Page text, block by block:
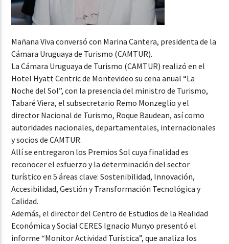
Mañana Viva conversó con Marina Cantera, presidenta de la
Cámara Uruguaya de Turismo (CAMTUR).
La Cámara Uruguaya de Turismo (CAMTUR) realizó en el
Hotel Hyatt Centric de Montevideo su cena anual “La
Noche del Sol”, con la presencia del ministro de Turismo,
Tabaré Viera, el subsecretario Remo Monzeglio y el
director Nacional de Turismo, Roque Baudean, así como
autoridades nacionales, departamentales, internacionales
y socios de CAMTUR.
Allí se entregaron los Premios Sol cuya finalidad es
reconocer el esfuerzo y la determinación del sector
turístico en 5 áreas clave: Sostenibilidad, Innovación,
Accesibilidad, Gestión y Transformación Tecnológica y
Calidad.
Además, el director del Centro de Estudios de la Realidad
Económica y Social CERES Ignacio Munyo presentó el
informe “Monitor Actividad Turística”, que analiza los